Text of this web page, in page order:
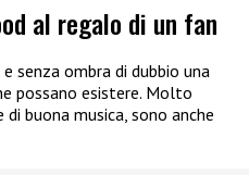
al regalo di un fan
e senza ombra di dubbio una
possano esistere. Molto
buona musica, sono anche